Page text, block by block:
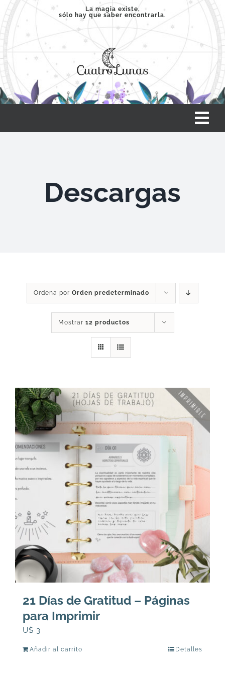
Saltar
contenido
La magia existe,
sólo hay que saber encontrarla.
SERVICIOS
ARTÍCULOS
Carrito
Descargas
Ordena por Orden predeterminado
Mostrar 12 productos
21 Días de Gratitud – Páginas
para Imprimir
U$ 3
Añadir al carrito Detalles